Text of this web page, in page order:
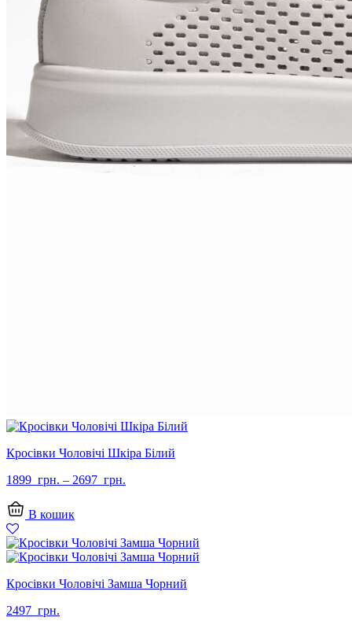
Кросівки Чоловічі Шкіра Білий
1899 грн. – 2697 грн.
В кошик
Кросівки Чоловічі Замша Чорний
2497 грн.